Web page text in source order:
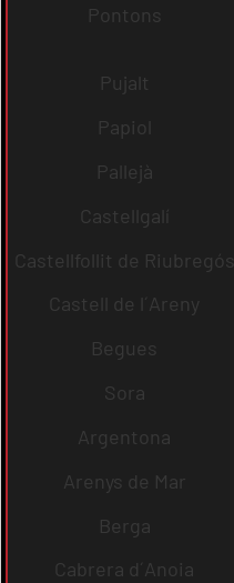
Pontons
Pujalt
Papiol
Pallejà
Castellgalí
Castellfollit de Riubregós
Castell de l´Areny
Begues
Sora
Argentona
Arenys de Mar
Berga
Cabrera d´Anoia